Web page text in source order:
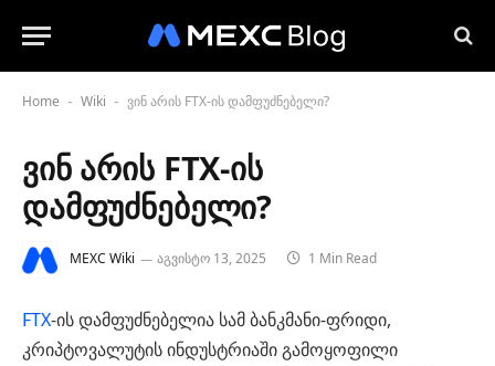
Home - Wiki - ვინ არის FTX-ის დამფუძნებელი?
ვინ არის FTX-ის
დამფუძნებელი?
MEXC Wiki აგვისტო 13, 2025 1 Min Read
FTX-ის დამფუძნებელია სამ ბანკმანი-ფრიდი,
კრიპტოვალუტის ინდუსტრიაში გამოყოფილი